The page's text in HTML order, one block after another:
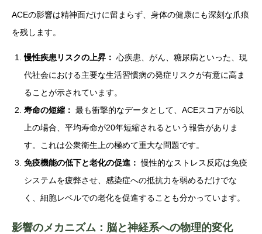
ACEの影響は精神面だけに留まらず、身体の健康にも深刻な爪痕
を残します。
慢性疾患リスクの上昇： 心疾患、がん、糖尿病といった、現
代社会における主要な生活習慣病の発症リスクが有意に高ま
ることが示されています。
寿命の短縮： 最も衝撃的なデータとして、ACEスコアが6以
上の場合、平均寿命が20年短縮されるという報告がありま
す。これは公衆衛生上の極めて重大な問題です。
免疫機能の低下と老化の促進： 慢性的なストレス反応は免疫
システムを疲弊させ、感染症への抵抗力を弱めるだけでな
く、細胞レベルでの老化を促進することも分かっています。
影響のメカニズム：脳と神経系への物理的変化